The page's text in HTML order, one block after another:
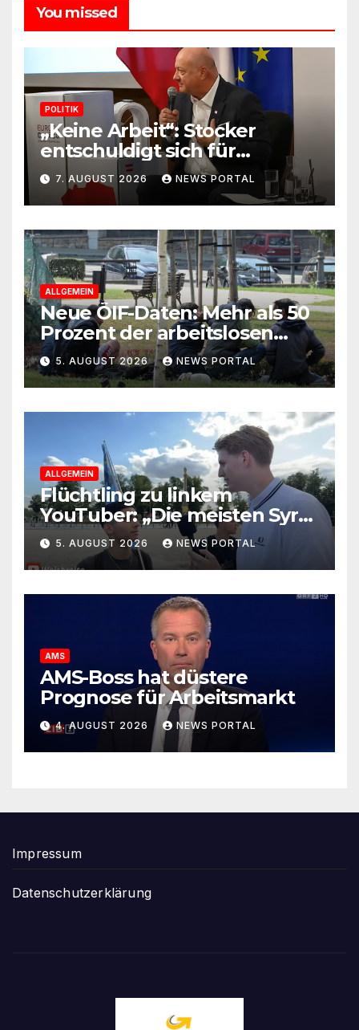
You missed
POLITIK
„Keine Arbeit“: Stocker
entschuldigt sich für
Skandal-Aussage zu
Kindererziehung
7. AUGUST 2026 NEWS PORTAL
ALLGEMEIN
Neue ÖIF-Daten: Mehr als 50
Prozent der arbeitslosen
Ausländer leben in Wien!
5. AUGUST 2026 NEWS PORTAL
ALLGEMEIN
Flüchtling zu linkem
YouTuber: „Die meisten Syrer
kommen wegen der
Sozialleistungen“
5. AUGUST 2026 NEWS PORTAL
AMS
AMS-Boss hat düstere
Prognose für Arbeitsmarkt
4. AUGUST 2026 NEWS PORTAL
Impressum
Datenschutzerklärung